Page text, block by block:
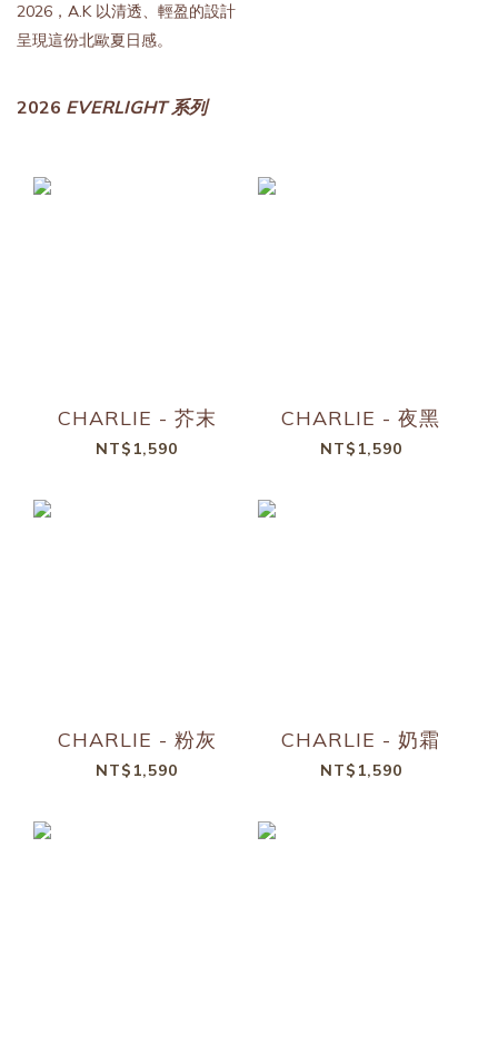
2026，A.K 以清透、輕盈的設計
呈現這份北歐夏日感。
2026 EVERLIGHT 系列
CHARLIE - 芥末
NT$1,590
CHARLIE - 夜黑
NT$1,590
CHARLIE - 粉灰
NT$1,590
CHARLIE - 奶霜
NT$1,590